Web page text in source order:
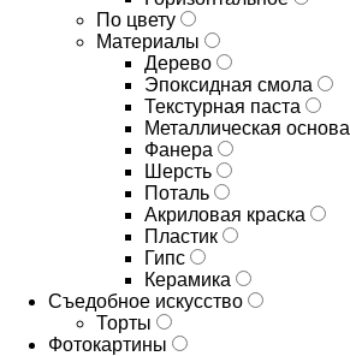
По цвету
Материалы
Дерево
Эпоксидная смола
Текстурная паста
Металлическая основа
Фанера
Шерсть
Поталь
Акриловая краска
Пластик
Гипс
Керамика
Съедобное искусство
Торты
Фотокартины